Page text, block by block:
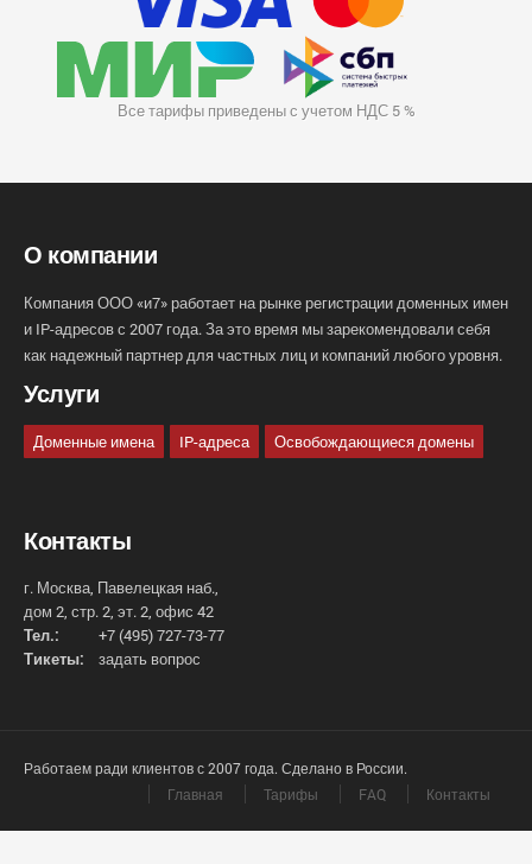
Все тарифы приведены с учетом НДС 5 %
О компании
Компания ООО «и7» работает на рынке регистрации доменных имен
и IP-адресов с 2007 года. За это время мы зарекомендовали себя
как надежный партнер для частных лиц и компаний любого уровня.
Услуги
Доменные имена IP-адреса Освобождающиеся домены
Контакты
г. Москва, Павелецкая наб.,
дом 2, стр. 2, эт. 2, офис 42
Тел.:
+7 (495) 727-73-77
Тикеты:
задать вопрос
Работаем ради клиентов с 2007 года. Сделано в России.
Главная
Тарифы FAQ Контакты